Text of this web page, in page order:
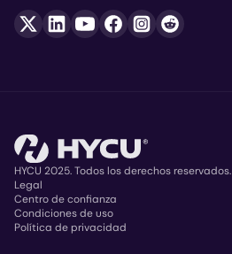
Copyright
HYCU 2025. Todos los derechos reservados.
Legal
Centro de confianza
Condiciones de uso
Política de privacidad